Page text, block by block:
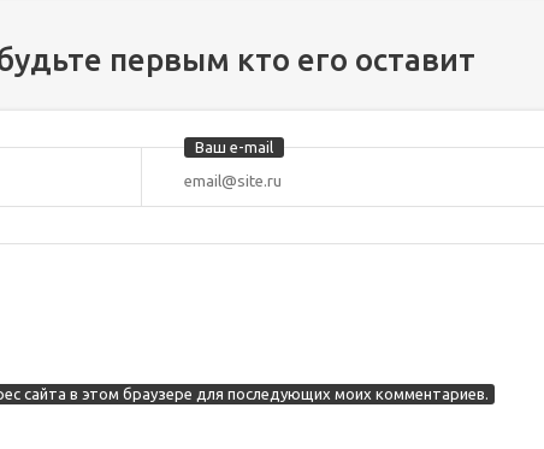
первым кто его оставит
Ваш e-mail
сайта в этом браузере для последующих моих комментариев.